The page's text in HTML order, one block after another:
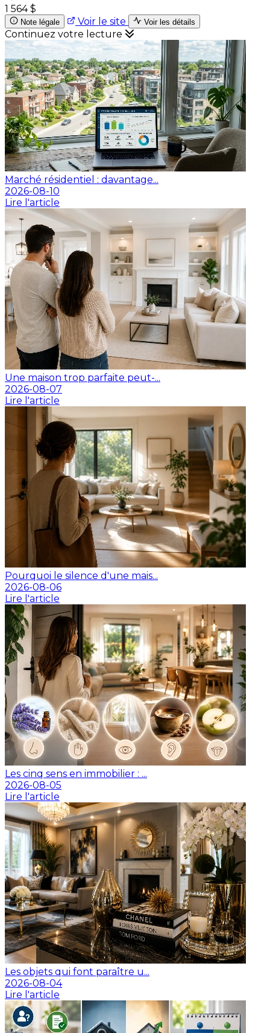
1 564 $
Note légale Voir le site Voir les détails
Continuez votre lecture
Marché résidentiel : davantage...
2026-08-10
Lire l'article
Une maison trop parfaite peut-...
2026-08-07
Lire l'article
Pourquoi le silence d'une mais...
2026-08-06
Lire l'article
Les cinq sens en immobilier : ...
2026-08-05
Lire l'article
Les objets qui font paraître u...
2026-08-04
Lire l'article